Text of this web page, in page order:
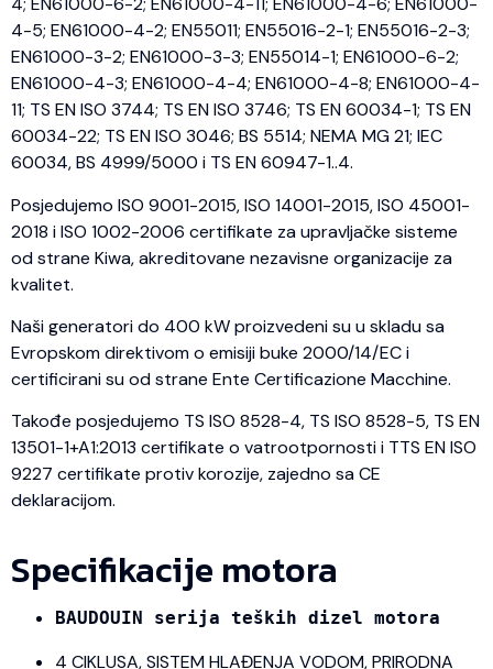
4-5; EN61000-4-2; EN55011; EN55016-2-1; EN55016-2-3;
EN61000-3-2; EN61000-3-3; EN55014-1; EN61000-6-2;
EN61000-4-3; EN61000-4-4; EN61000-4-8; EN61000-4-
11; TS EN ISO 3744; TS EN ISO 3746; TS EN 60034-1; TS EN
60034-22; TS EN ISO 3046; BS 5514; NEMA MG 21; IEC
60034, BS 4999/5000 i TS EN 60947-1..4.
Posjedujemo ISO 9001-2015, ISO 14001-2015, ISO 45001-
2018 i ISO 1002-2006 certifikate za upravljačke sisteme
od strane Kiwa, akreditovane nezavisne organizacije za
kvalitet.
Naši generatori do 400 kW proizvedeni su u skladu sa
Evropskom direktivom o emisiji buke 2000/14/EC i
certificirani su od strane Ente Certificazione Macchine.
Takođe posjedujemo TS ISO 8528-4, TS ISO 8528-5, TS EN
13501-1+A1:2013 certifikate o vatrootpornosti i TTS EN ISO
9227 certifikate protiv korozije, zajedno sa CE
deklaracijom.
Specifikacije motora
BAUDOUIN serija teških dizel motora
4 CIKLUSA, SISTEM HLAĐENJA VODOM, PRIRODNA